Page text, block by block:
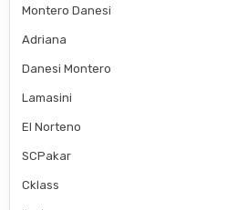
Montero Danesi
Adriana
Danesi Montero
Lamasini
El Norteno
SCPakar
Cklass